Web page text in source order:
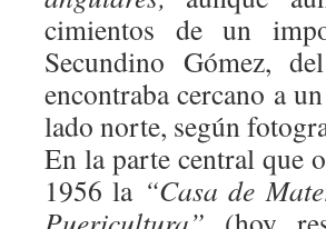
cimientos de un
Secundino Gómez,
encontraba cercano a
lado norte, según
En la parte central que
1956 la “Casa de